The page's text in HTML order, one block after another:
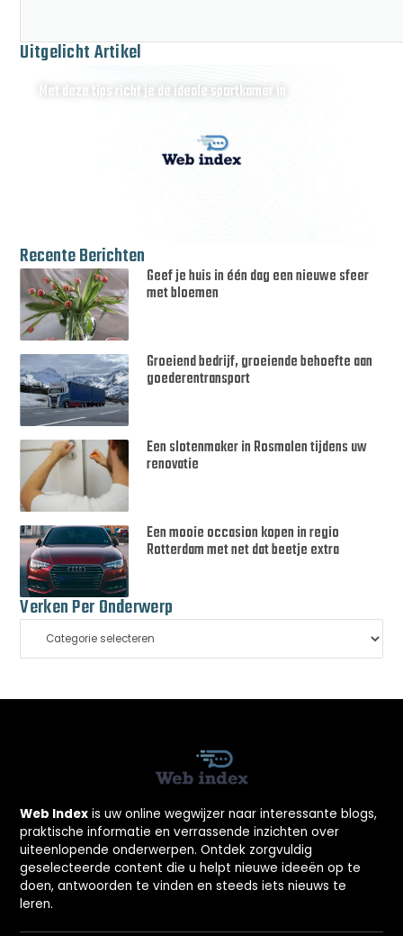
Uitgelicht Artikel
Met deze tips richt je de ideale sportkamer in
Recente Berichten
Geef je huis in één dag een nieuwe sfeer
met bloemen
Groeiend bedrijf, groeiende behoefte aan
goederentransport
Een slotenmaker in Rosmalen tijdens uw
renovatie
Een mooie occasion kopen in regio
Rotterdam met net dat beetje extra
Verken Per Onderwerp
Web Index is uw online wegwijzer naar interessante blogs,
praktische informatie en verrassende inzichten over
uiteenlopende onderwerpen. Ontdek zorgvuldig
geselecteerde content die u helpt nieuwe ideeën op te
doen, antwoorden te vinden en steeds iets nieuws te
leren.